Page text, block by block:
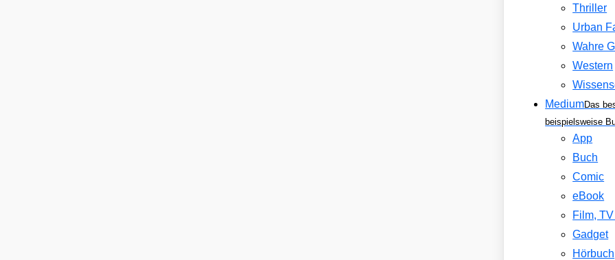
Thriller
Urban
Wahre
Western
MediumDas
beispielsweise
App
Buch
Comic
eBook
Film,
Gadget
Hörbuch